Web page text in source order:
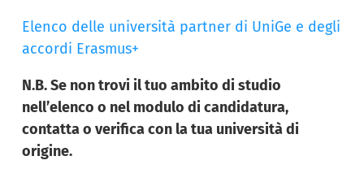
Elenco delle università partner di UniGe e degli
accordi Erasmus+
N.B. Se non trovi il tuo ambito di studio
nell’elenco o nel modulo di candidatura,
contatta o verifica con la tua università di
origine.